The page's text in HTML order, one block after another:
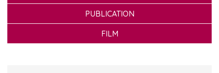
PUBLICATION
FILM